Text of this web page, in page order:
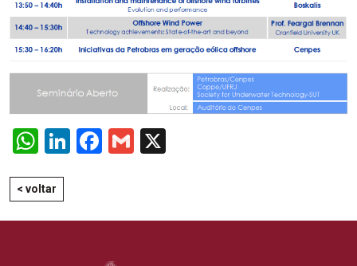
WhatsApp
LinkedIn
Facebook
Gmail
< voltar